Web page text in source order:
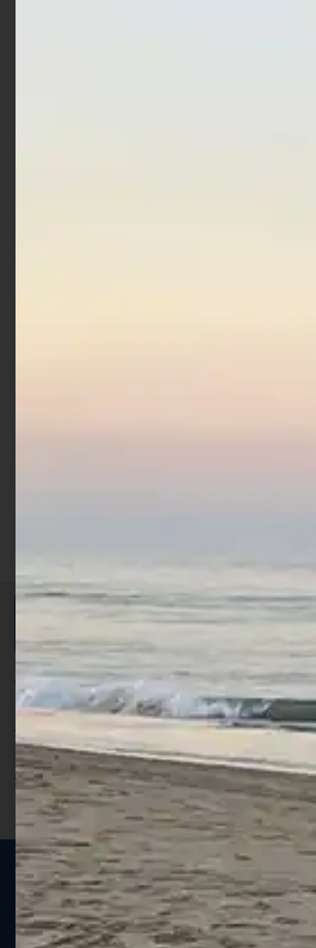
ISCRIVITI E RICEVI 3,50€ DI
Per ogni acquisto accumuli ulteriori
punti;
Utilizza i punti per ricevere uno
sconto;
I punti sono indicati nella pagina
prodotto;
Seguici sui social